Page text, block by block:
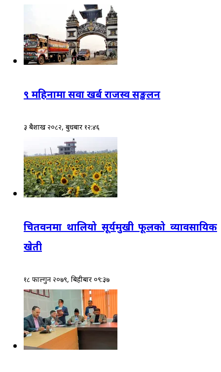
९ महिनामा सवा खर्ब राजस्व सङ्कलन
३ बैशाख २०८२, बुधबार १२:४६
चितवनमा थालियो सूर्यमुखी फूलको व्यावसायिक
खेती
१८ फाल्गुन २०७९, बिहीबार ०९:३७